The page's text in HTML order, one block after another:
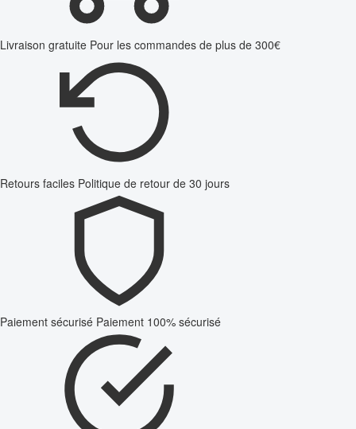
Livraison gratuite Pour les commandes de plus de 300€
Retours faciles Politique de retour de 30 jours
Paiement sécurisé Paiement 100% sécurisé